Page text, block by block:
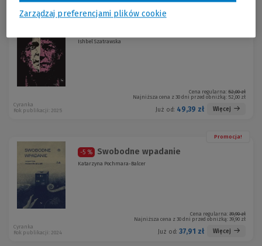
Ishbel Szatrawska
Cena regularna: 52,00 zł
Najniższa cena z 30 dni przed obniżką: 52,00 zł
Już od: 49,39 zł Więcej
Cyranka
Rok publikacji: 2025
Promocja!
-5 % Swobodne wpadanie
Katarzyna Pochmara-Balcer
Cena regularna: 39,90 zł
Najniższa cena z 30 dni przed obniżką: 39,90 zł
Już od: 37,91 zł Więcej
Cyranka
Rok publikacji: 2024
Zarządzaj preferencjami plików cookie